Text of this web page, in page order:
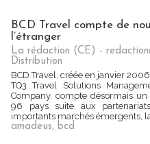
BCD Travel compte de
l’étranger
La rédaction (CE) -
Distribution
BCD Travel, créée en janvier
TQ3 Travel Solutions
Company, compte désormais
96 pays suite aux
importants marchés émergents,
amadeus, bcd